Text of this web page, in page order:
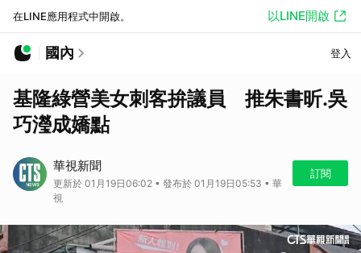
在LINE應用程式中開啟。 以LINE開啟
國內 登入
基隆綠營美女刺客拚議員 推朱書昕.吳
巧瀅成嬌點
華視新聞
更新於 01月19日06:02 • 發布於 01月19日05:53 • 華
視
訂閱